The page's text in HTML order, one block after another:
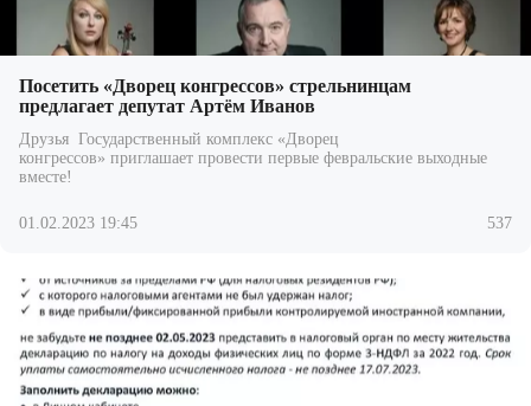
Посетить «Дворец конгрессов» стрельнинцам
предлагает депутат Артём Иванов
Друзья Государственный комплекс «Дворец
конгрессов» приглашает провести первые февральские выходные
вместе!
01.02.2023 19:45 537